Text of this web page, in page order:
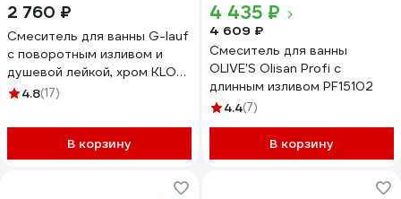
2 760 ₽
Смеситель для ванны G-lauf
с поворотным изливом и
душевой лейкой, хром KLO6-
C048
4.8(17)
В корзину
4 435 ₽
4 609 ₽
Смеситель для ванны
OLIVE'S Olisan Profi с
длинным изливом PF15102
4.4(7)
В корзину